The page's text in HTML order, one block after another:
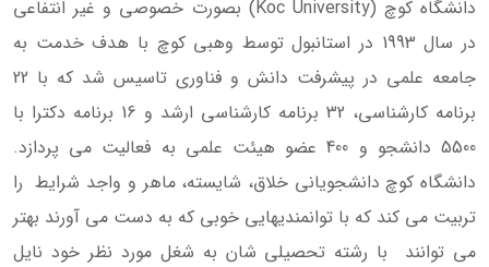
دانشگاه کوچ (Koc University) بصورت خصوصی و غیر انتفاعی
در سال 1993 در استانبول توسط وهبی کوچ با هدف خدمت به
جامعه علمی در پیشرفت دانش و فناوری تاسیس شد که با 22
برنامه کارشناسی، 32 برنامه کارشناسی ارشد و 16 برنامه دکترا با
5500 دانشجو و 400 عضو هیئت علمی به فعالیت می پردازد.
دانشگاه کوچ دانشجویانی خلاق، شایسته، ماهر و واجد شرایط را
تربیت می کند که با توانمندیهایی خوبی که به دست می آورند بهتر
می توانند با رشته تحصیلی شان به شغل مورد نظر خود نایل